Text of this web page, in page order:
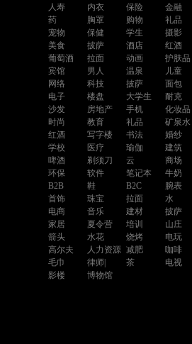
人寿
内衣 保险
金融
药
胸罩 购物
礼品
宠物
保健 学生
摄影
美食
披萨 酒店
红酒
葡萄酒
拉面 动画
护肤品
宾馆
男人 温泉
儿童
网络
科技 披萨
面包
电子
楼盘 大学生
耐克
沙发
房地产 手机
化妆品
时尚
教育 礼品
矿泉水
红酒
写字楼 书法
婚纱
学校
医疗 瑜伽
建筑
啤酒
剃须刀 云
商场
环保
软件 笔记本
牛奶
B2B
鞋 B2C
腕表
首饰
珠宝 拉面
水
电商
音乐 建材
披萨
家居
夏令营 培训
山庄
箭头
水花 烧烤
电玩
高尔夫
人力资源 减肥
咖啡
毛巾
律师| 茶
电视
影楼
博物馆